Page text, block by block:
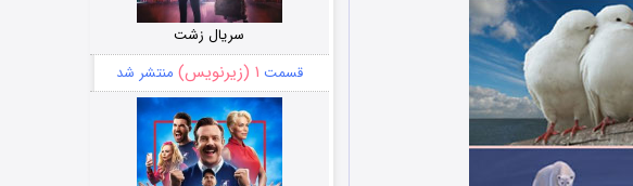
سریال زشت
قسمت ۱ (زیرنویس) منتشر شد